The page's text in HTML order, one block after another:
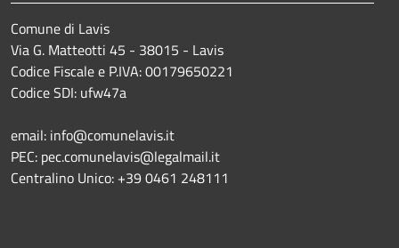
Comune di Lavis
Via G. Matteotti 45 - 38015 - Lavis
Codice Fiscale e P.IVA: 00179650221
Codice SDI: ufw47a
email: info@comunelavis.it
PEC: pec.comunelavis@legalmail.it
Centralino Unico: +39 0461 248111